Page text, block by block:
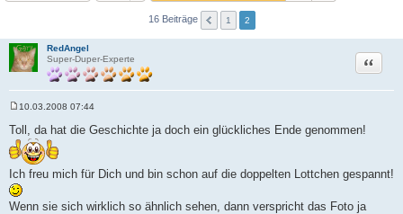
16 Beiträge 1 2
RedAngel
Super-Duper-Experte
Zitat
e
i
t
r
a
g
10.03.2008 07:44
Toll, da hat die Geschichte ja doch ein glückliches Ende genommen!
Ich freu mich für Dich und bin schon auf die doppelten Lottchen gespannt!
Wenn sie sich wirklich so ähnlich sehen, dann verspricht das Foto ja